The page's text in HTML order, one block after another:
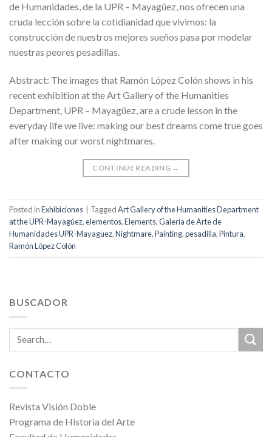
de Humanidades, de la UPR – Mayagüez, nos ofrecen una
cruda lección sobre la cotidianidad que vivimos: la
construcción de nuestros mejores sueños pasa por modelar
nuestras peores pesadillas.
Abstract: The images that Ramón López Colón shows in his
recent exhibition at the Art Gallery of the Humanities
Department, UPR – Mayagüez, are a crude lesson in the
everyday life we live: making our best dreams come true goes
after making our worst nightmares.
CONTINUE READING →
Posted inExhibiciones TaggedArt Gallery of the Humanities Department
at the UPR-Mayagúez,elementos,Elements,Galería de Arte de
Humanidades UPR-Mayagüez,Nightmare,Painting,pesadilla,Pintura,
Ramón López Colón
BUSCADOR
CONTACTO
Revista Visión Doble
Programa de Historia del Arte